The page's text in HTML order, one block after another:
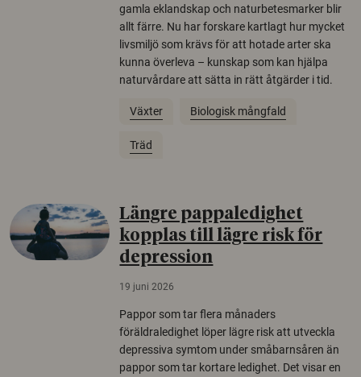
gamla eklandskap och naturbetesmarker blir
allt färre. Nu har forskare kartlagt hur mycket
livsmiljö som krävs för att hotade arter ska
kunna överleva – kunskap som kan hjälpa
naturvårdare att sätta in rätt åtgärder i tid.
Växter Biologisk mångfald
Träd
Längre pappaledighet
kopplas till lägre risk för
depression
19 juni 2026
Pappor som tar flera månaders
föräldraledighet löper lägre risk att utveckla
depressiva symtom under småbarnsåren än
pappor som tar kortare ledighet. Det visar en